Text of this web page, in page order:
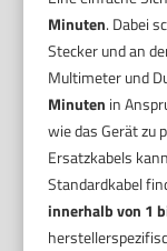
Minuten. Dabei
Stecker und an
Multimeter und
Minuten in
wie das Gerät zu
Ersatzkabels
Standardkabel
innerhalb von 1